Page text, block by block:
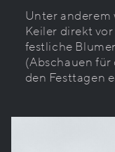
Unter
Keiler direkt
festliche
(Abschauen
den Festtagen